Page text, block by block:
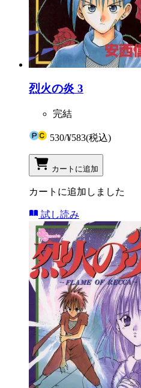
烈火の炎 3
完結
530/¥583(税込)
カートに追加
カートに追加しました
試し読み